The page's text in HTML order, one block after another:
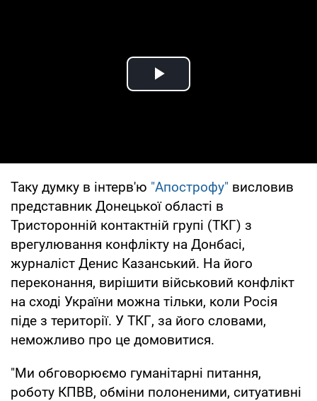
Play Video
Таку думку в інтерв'ю "Апострофу" висловив
представник Донецької області в
Тристоронній контактній групі (ТКГ) з
врегулювання конфлікту на Донбасі,
журналіст Денис Казанський. На його
переконання, вирішити військовий конфлікт
на сході України можна тільки, коли Росія
піде з території. У ТКГ, за його словами,
неможливо про це домовитися.
"Ми обговорюємо гуманітарні питання,
роботу КПВВ, обміни полоненими, ситуативні